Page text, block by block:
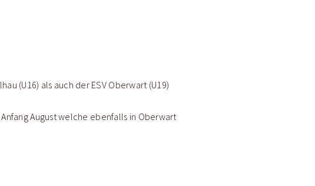
(U16) als auch der ESV Oberwart (U19)
August welche ebenfalls in Oberwart